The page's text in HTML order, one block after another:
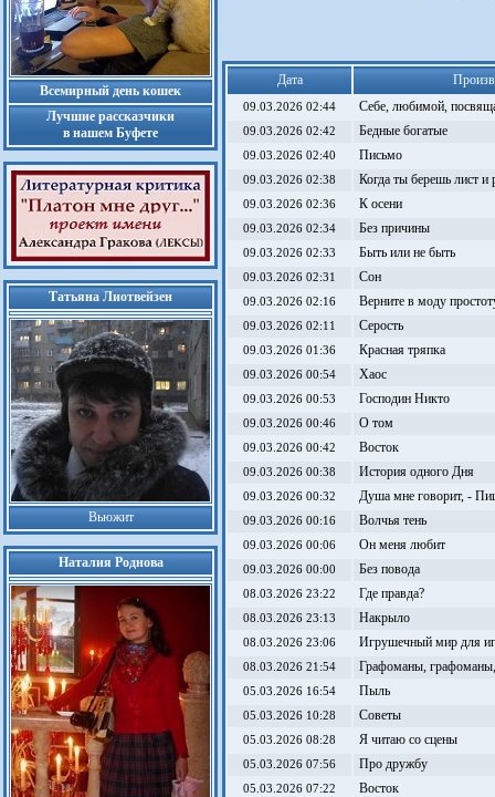
Всемирный день кошек
Лучшие рассказчики
в нашем Буфете
Татьяна Лиотвейзен
Вьюжит
Наталия Роднова
Дата
09.03.2026 02:44 Себе, любимой,
09.03.2026 02:42 Бедные богатые
09.03.2026 02:40 Письмо
09.03.2026 02:38 Когда ты берешь лист и
09.03.2026 02:36 К осени
09.03.2026 02:34 Без причины
09.03.2026 02:33 Быть или не быть
09.03.2026 02:31 Сон
09.03.2026 02:16 Верните в моду
09.03.2026 02:11 Серость
09.03.2026 01:36 Красная тряпка
09.03.2026 00:54 Хаос
09.03.2026 00:53 Господин Никто
09.03.2026 00:46 О том
09.03.2026 00:42 Восток
09.03.2026 00:38 История одного Дня
09.03.2026 00:32 Душа мне говорит, -
09.03.2026 00:16 Волчья тень
09.03.2026 00:06 Он меня любит
09.03.2026 00:00 Без повода
08.03.2026 23:22 Где правда?
08.03.2026 23:13 Накрыло
08.03.2026 23:06 Игрушечный мир для
08.03.2026 21:54 Графоманы, графоманы,
05.03.2026 16:54 Пыль
05.03.2026 10:28 Советы
05.03.2026 08:28 Я читаю со сцены
05.03.2026 07:56 Про дружбу
05.03.2026 07:22 Восток